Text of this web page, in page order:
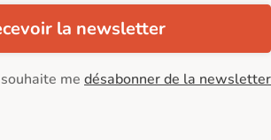
la newsletter
souhaite me désabonner de la newsletter